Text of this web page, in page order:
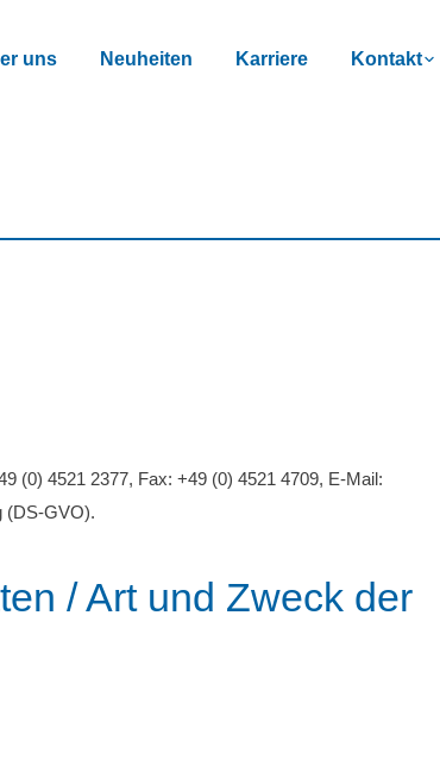
uns Neuheiten Karriere Kontakt
(0) 4521 2377, Fax: +49 (0) 4521 4709, E-Mail:
(DS-GVO).
/ Art und Zweck der